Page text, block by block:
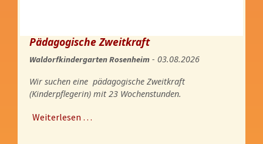
Pädagogische Zweitkraft
Waldorfkindergarten Rosenheim - 03.08.2026
Wir suchen eine pädagogische Zweitkraft
(Kinderpflegerin) mit 23 Wochenstunden.
Weiterlesen …